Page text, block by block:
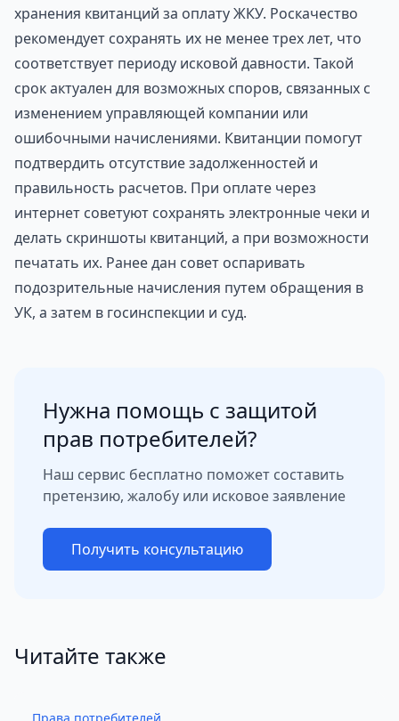
хранения квитанций за оплату ЖКУ. Роскачество
рекомендует сохранять их не менее трех лет, что
соответствует периоду исковой давности. Такой
срок актуален для возможных споров, связанных с
изменением управляющей компании или
ошибочными начислениями. Квитанции помогут
подтвердить отсутствие задолженностей и
правильность расчетов. При оплате через
интернет советуют сохранять электронные чеки и
делать скриншоты квитанций, а при возможности
печатать их. Ранее дан совет оспаривать
подозрительные начисления путем обращения в
УК, а затем в госинспекции и суд.
Нужна помощь с защитой
прав потребителей?
Наш сервис бесплатно поможет составить
претензию, жалобу или исковое заявление
Получить консультацию
Читайте также